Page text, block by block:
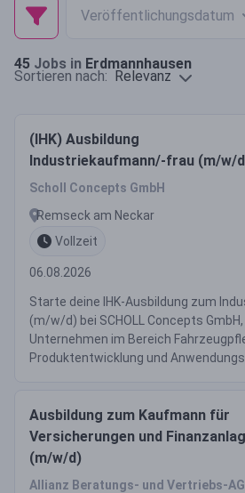
Veröffentlichungsdatum
45 Jobs in Erdmannhausen
Sortieren nach: Relevanz
(IHK) Ausbildung
Industriekaufmann/-frau (m/w/
Scholl Concepts GmbH
Remseck am Neckar
Vollzeit
06.08.2026
Starte deine IHK-Ausbildung zum
(m/w/d) bei SCHOLL Concepts
Unternehmen im Bereich
Produktentwicklung und
Ausbildung zum Kaufmann für
Versicherungen und
(m/w/d)
Allianz Beratungs- und Vertriebs-AG